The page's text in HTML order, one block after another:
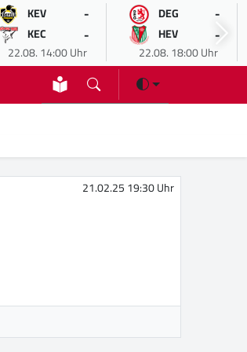
KEV -
KEC -
22.08. 14:00 Uhr
DEG -
HEV -
22.08. 18:00 Uhr
21.02.25 19:30 Uhr